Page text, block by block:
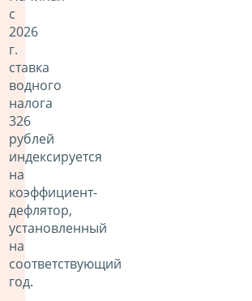
с
2026
г.
ставка
водного
налога
326
рублей
индексируется
на
коэффициент-
дефлятор,
установленный
на
соответствующий
год.